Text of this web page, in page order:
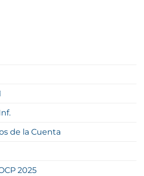
de la Cuenta
2025